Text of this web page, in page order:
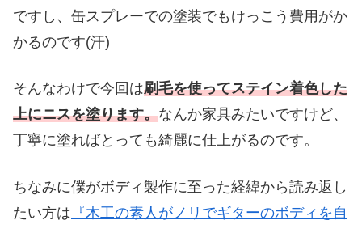
ですし、缶スプレーでの塗装でもけっこう費用がか
かるのです(汗)
そんなわけで今回は刷毛を使ってステイン着色した
上にニスを塗ります。なんか家具みたいですけど、
丁寧に塗ればとっても綺麗に仕上がるのです。
ちなみに僕がボディ製作に至った経緯から読み返し
たい方は 『木工の素人がノリでギターのボディを自